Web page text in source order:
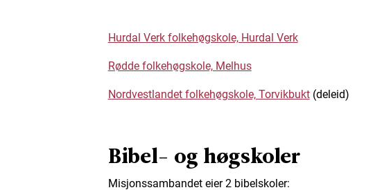
Hurdal Verk folkehøgskole, Hurdal Verk
Rødde folkehøgskole, Melhus
Nordvestlandet folkehøgskole, Torvikbukt(deleid)
Bibel- og høgskoler
Misjonssambandet eier 2 bibelskoler: